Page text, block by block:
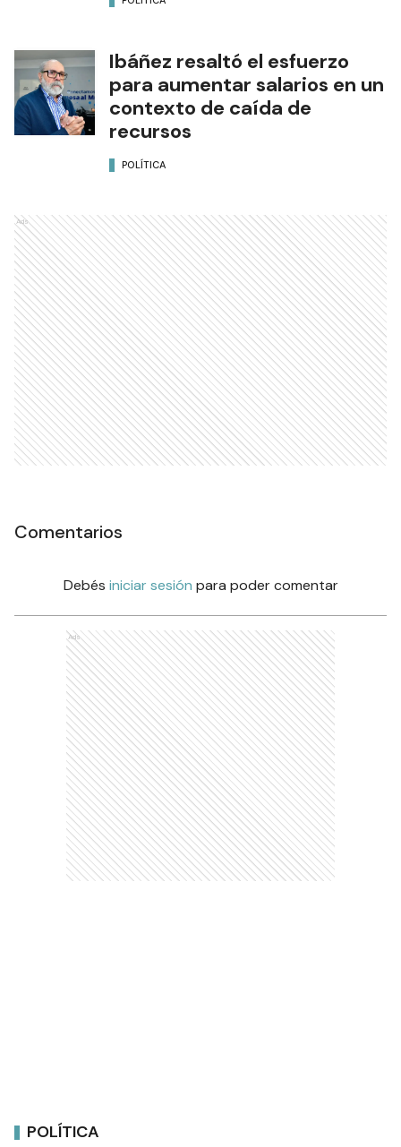
Ibáñez resaltó el esfuerzo
para aumentar salarios en un
contexto de caída de
recursos
POLÍTICA
Ads
Comentarios
Debés iniciar sesión para poder comentar
Ads
POLÍTICA